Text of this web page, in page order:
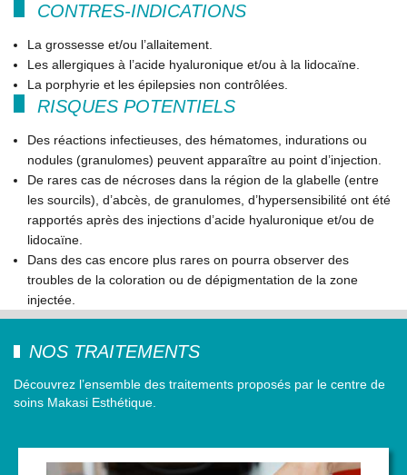
CONTRES-INDICATIONS
La grossesse et/ou l’allaitement.
Les allergiques à l’acide hyaluronique et/ou à la lidocaïne.
La porphyrie et les épilepsies non contrôlées.
RISQUES POTENTIELS
Des réactions infectieuses, des hématomes, indurations ou
nodules (granulomes) peuvent apparaître au point d’injection.
De rares cas de nécroses dans la région de la glabelle (entre
les sourcils), d’abcès, de granulomes, d’hypersensibilité ont été
rapportés après des injections d’acide hyaluronique et/ou de
lidocaïne.
Dans des cas encore plus rares on pourra observer des
troubles de la coloration ou de dépigmentation de la zone
injectée.
NOS TRAITEMENTS
Découvrez l’ensemble des traitements proposés par le centre de
soins Makasi Esthétique.